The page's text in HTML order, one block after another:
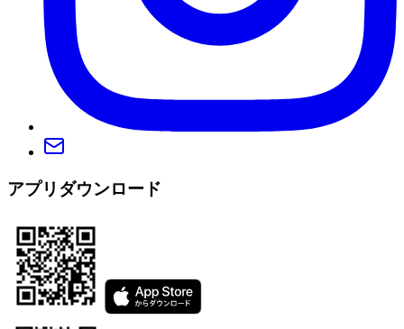
アプリダウンロード